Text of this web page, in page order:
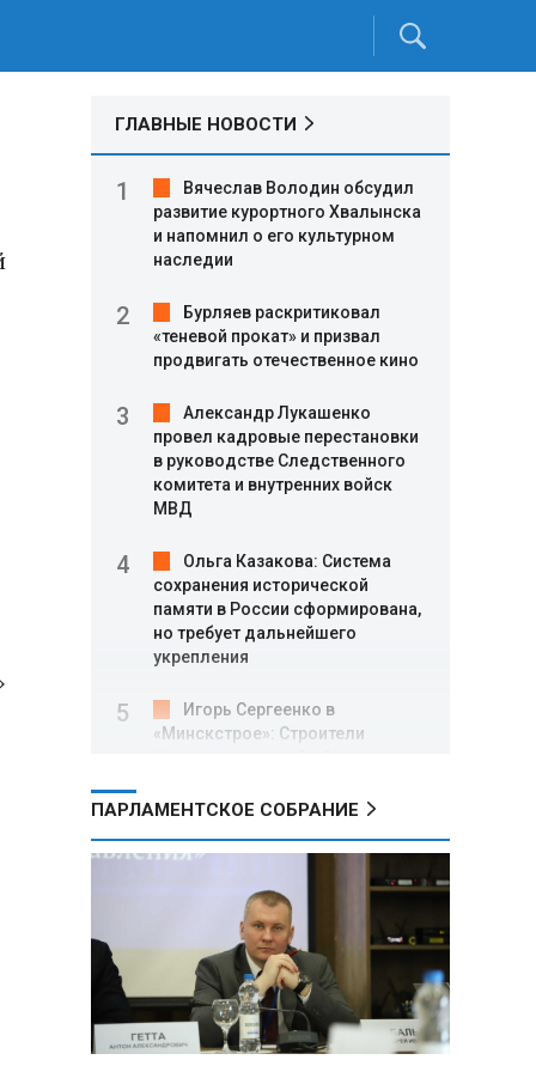
ГЛАВНЫЕ НОВОСТИ
Вячеслав Володин обсудил
развитие курортного Хвалынска
и напомнил о его культурном
наследии
Бурляев раскритиковал
«теневой прокат» и призвал
продвигать отечественное кино
Александр Лукашенко
провел кадровые перестановки
в руководстве Следственного
комитета и внутренних войск
МВД
Ольга Казакова: Система
сохранения исторической
памяти в России сформирована,
но требует дальнейшего
укрепления
Игорь Сергеенко в
«Минскстрое»: Строители
в улучшении охраны труда
МИД РФ: Поездка
Зеленского в США не принесла
ожидаемых результатов
Белорусские школьники
собрали первые «космические»
томаты из семян, побывавших
на орбите
ПАРЛАМЕНТСКОЕ СОБРАНИЕ